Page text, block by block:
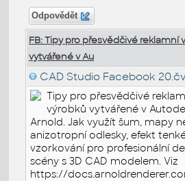
Odpovědět
FB: Tipy pro přesvědčivé reklamní
vytvářené v Au
CAD Studio Facebook
Tipy pro přesvědčivé
výrobků vytvářené v
Arnold. Jak využít šum, mapy
anizotropní odlesky, efekt
vzorkování pro profesionální
scény s 3D CAD modelem. Viz
https://